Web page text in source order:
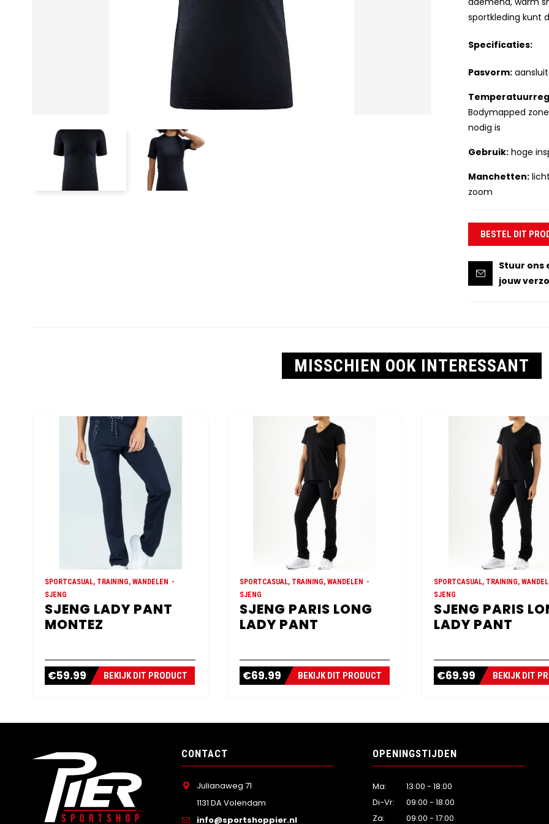
sportkleding kunt
Specificaties:
Pasvorm:
Bodymapped
nodig is
Gebruik: hoge
Manchetten:
zoom
BESTEL DIT
Stuur ons
jouw
MISSCHIEN OOK INTERESSANT
SPORTCASUAL, TRAINING, WANDELEN
SJENG
SJENG LADY PANT
MONTEZ
€59.99 BEKIJK DIT PRODUCT
SPORTCASUAL, TRAINING, WANDELEN
SJENG
SJENG PARIS LONG
LADY PANT
€69.99 BEKIJK DIT PRODUCT
SPORTCASUAL, TRAINING,
SJENG
SJENG PARIS
LADY PANT
€69.99 BEKIJK DIT
CONTACT
Julianaweg 71
1131 DA Volendam
info@sportshoppier.nl
OPENINGSTIJDEN
Ma:
13:00 - 18:00
Di-Vr:
09:00 - 18:00
Za:
09:00 - 17:00